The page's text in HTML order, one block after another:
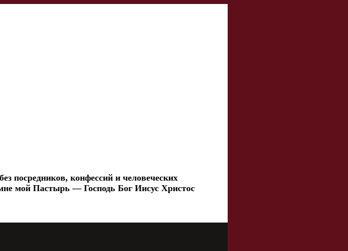
конфессий и человеческих
мой Пастырь — Господь Бог Иисус Христос